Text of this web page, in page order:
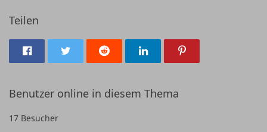
Teilen
Benutzer online in diesem Thema
17 Besucher